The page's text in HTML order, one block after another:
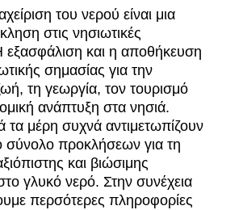
του νερού είναι μια
στις νησιωτικές
εξασφάλιση και η αποθήκευση
σημασίας για την
τη γεωργία, τον τουρισμό
ανάπτυξη στα νησιά.
μέρη συχνά αντιμετωπίζουν
σύνολο προκλήσεων για τη
και βιώσιμης
γλυκό νερό. Στην συνέχεια
περσότερες πληροφορίες